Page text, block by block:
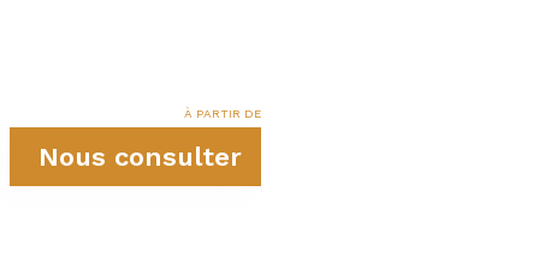
À PARTIR DE
Nous consulter